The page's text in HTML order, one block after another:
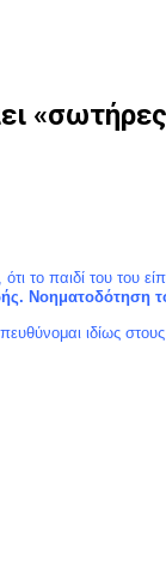
το παιδί του του
Νοηματοδότηση
ιδίως